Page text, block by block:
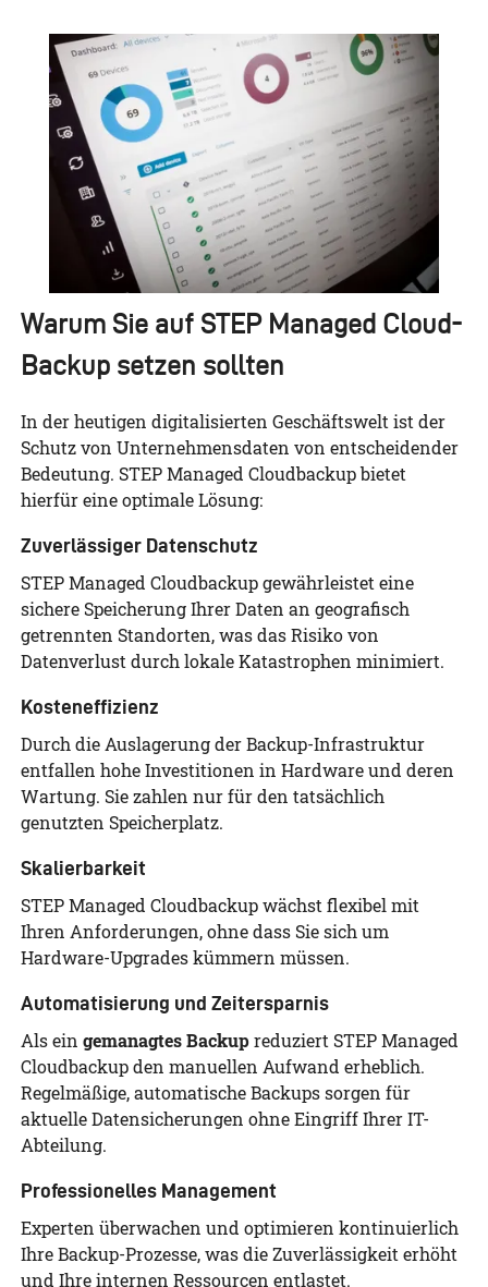
Warum Sie auf STEP Managed Cloud-
Backup setzen sollten
In der heutigen digitalisierten Geschäftswelt ist der
Schutz von Unternehmensdaten von entscheidender
Bedeutung. STEP Managed Cloudbackup bietet
hierfür eine optimale Lösung:
Zuverlässiger Datenschutz
STEP Managed Cloudbackup gewährleistet eine
sichere Speicherung Ihrer Daten an geografisch
getrennten Standorten, was das Risiko von
Datenverlust durch lokale Katastrophen minimiert.
Kosteneffizienz
Durch die Auslagerung der Backup-Infrastruktur
entfallen hohe Investitionen in Hardware und deren
Wartung. Sie zahlen nur für den tatsächlich
genutzten Speicherplatz.
Skalierbarkeit
STEP Managed Cloudbackup wächst flexibel mit
Ihren Anforderungen, ohne dass Sie sich um
Hardware-Upgrades kümmern müssen.
Automatisierung und Zeitersparnis
Als eingemanagtes Backupreduziert STEP Managed
Cloudbackup den manuellen Aufwand erheblich.
Regelmäßige, automatische Backups sorgen für
aktuelle Datensicherungen ohne Eingriff Ihrer IT-
Abteilung.
Professionelles Management
Experten überwachen und optimieren kontinuierlich
Ihre Backup-Prozesse, was die Zuverlässigkeit erhöht
und Ihre internen Ressourcen entlastet.